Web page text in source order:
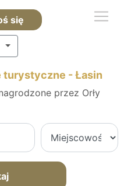
się
turystyczne - Łasin
przez Orły